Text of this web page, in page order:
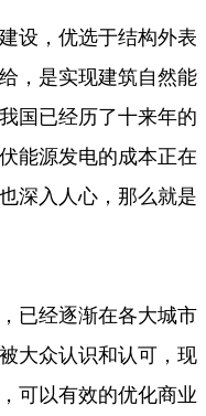
设，优选于结构外表
，是实现建筑自然能
国已经历了十来年的
能源发电的成本正在
深入人心，那么就是
已经逐渐在各大城市
大众认识和认可，现
可以有效的优化商业